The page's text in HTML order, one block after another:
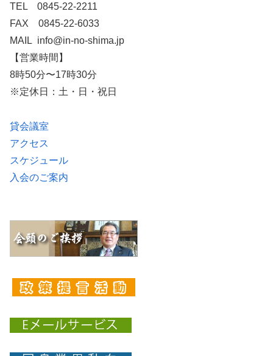
TEL 0845-22-2211
FAX 0845-22-6033
MAIL info@in-no-shima.jp
【営業時間】
8時50分〜17時30分
※定休日：土・日・祝日
貸会議室
アクセス
スケジュール
入会のご案内